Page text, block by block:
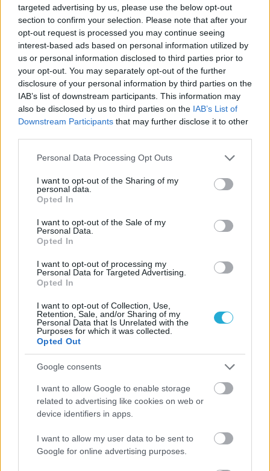
targeted advertising by us, please use the below opt-out
section to confirm your selection. Please note that after your
opt-out request is processed you may continue seeing
interest-based ads based on personal information utilized by
us or personal information disclosed to third parties prior to
your opt-out. You may separately opt-out of the further
disclosure of your personal information by third parties on the
IAB’s list of downstream participants. This information may
also be disclosed by us to third parties on the IAB’s List of
Downstream Participants that may further disclose it to other
Please note that this website/app uses one or more Google
not limited to your visit or usage behaviour. You may click to
grant or deny consent to Google and its third-party tags to
use your data for below specified purposes in below Google
consent section.
Personal Data Processing Opt Outs
I want to opt-out of the Sharing of my
personal data.
Opted In
I want to opt-out of the Sale of my
Personal Data.
Opted In
I want to opt-out of processing my
Personal Data for Targeted Advertising.
Opted In
I want to opt-out of Collection, Use,
Retention, Sale, and/or Sharing of my
Personal Data that Is Unrelated with the
Purposes for which it was collected.
Opted Out
Google consents
I want to allow Google to enable storage
related to advertising like cookies on web or
device identifiers in apps.
I want to allow my user data to be sent to
Google for online advertising purposes.
05/08/2026
Προς στρατηγική συνεργασία ΠΑΣΑΠΠ και
Πανεπιστημίου Πατρών
05/08/2026
Πρώτο δυνατό τεστ της Εθνικής Γυναικών επί ιταλικού
εδάφους με Σουηδία
ΓΝΩΜΕΣ
Από την Περούτζια του 2000
στο σήμερα: Tο τρίτο
ιστορία
ΗΛΙΑΣ ΠΑΠΑΪΩΑΝΝΟΥ
Αναγνώριση και σεβασμός
οι σημαντικότερες νίκες του
Α.Ο. Θήρας